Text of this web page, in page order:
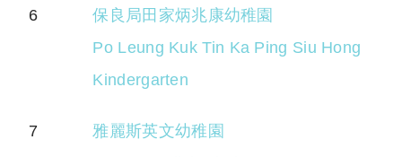
6
保良局田家炳兆康幼稚園
Po Leung Kuk Tin Ka Ping Siu Hong
Kindergarten
7
雅麗斯英文幼稚園